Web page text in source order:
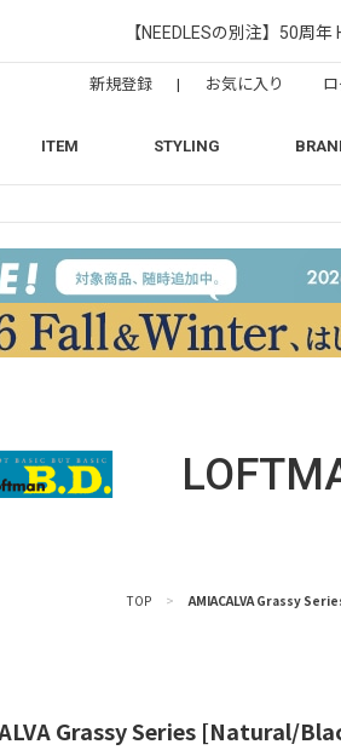
【NEEDLESの別注】50周年
ITEM STYLING
新規登録 | お気に入り
TOP > AMIACALVA Grassy
Grassy Series [Natural/